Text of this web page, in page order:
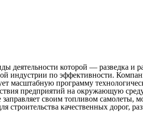
которой — разведка и
по эффективности.
масштабную программу
предприятий на окружающую
своим топливом самолеты,
качественных дорог,